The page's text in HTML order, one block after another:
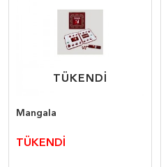
TÜKENDİ
TÜKENDİ
Mangala
TÜKENDİ